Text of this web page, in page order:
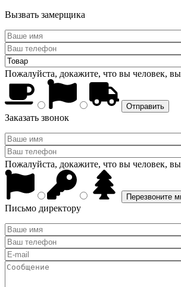
Вызвать замерщика
Пожалуйста, докажите, что вы человек,
Заказать звонок
Пожалуйста, докажите, что вы человек,
Письмо директору